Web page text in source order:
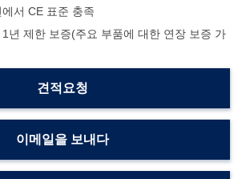
서 CE 표준 충족
년 제한 보증(주요 부품에 대한 연장 보증 가
견적요청
이메일을 보내다